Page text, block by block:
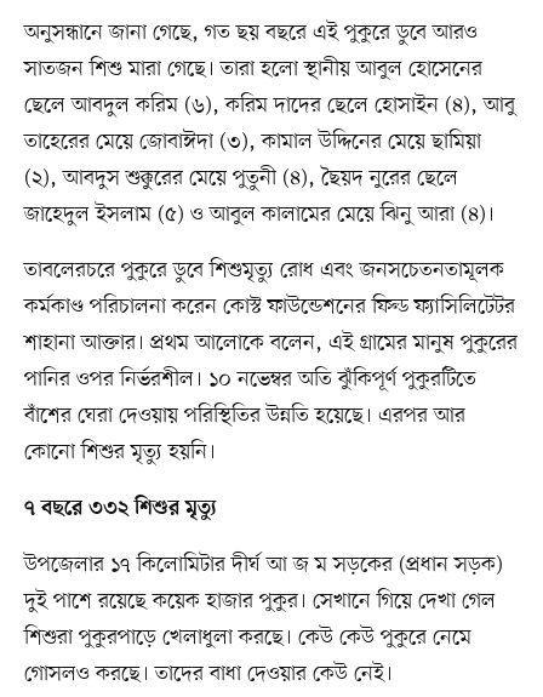
অনুসন্ধানে জানা গেছে, গত ছয় বছরে এই পুকুরে ডুবে আরও
সাতজন শিশু মারা গেছে। তারা হলো স্থানীয় আবুল হোসেনের
ছেলে আবদুল করিম (৬), করিম দাদের ছেলে হোসাইন (৪), আবু
তাহেরের মেয়ে জোবাঈদা (৩), কামাল উদ্দিনের মেয়ে ছামিয়া
(২), আবদুস শুক্কুরের মেয়ে পুতুনী (৪), ছৈয়দ নুরের ছেলে
জাহেদুল ইসলাম (৫) ও আবুল কালামের মেয়ে ঝিনু আরা (৪)।
তাবলেরচরে পুকুরে ডুবে শিশুমৃত্যু রোধ এবং জনসচেতনতামূলক
কর্মকাণ্ড পরিচালনা করেন কোস্ট ফাউন্ডেশনের ফিল্ড ফ্যাসিলিটেটর
শাহানা আক্তার। প্রথম আলোকে বলেন, এই গ্রামের মানুষ পুকুরের
পানির ওপর নির্ভরশীল। ১০ নভেম্বর অতি ঝুঁকিপূর্ণ পুকুরটিতে
বাঁশের ঘেরা দেওয়ায় পরিস্থিতির উন্নতি হয়েছে। এরপর আর
কোনো শিশুর মৃত্যু হয়নি।
৭ বছরে ৩৩২ শিশুর মৃত্যু
উপজেলার ১৭ কিলোমিটার দীর্ঘ আ জ ম সড়কের (প্রধান সড়ক)
দুই পাশে রয়েছে কয়েক হাজার পুকুর। সেখানে গিয়ে দেখা গেল
শিশুরা পুকুরপাড়ে খেলাধুলা করছে। কেউ কেউ পুকুরে নেমে
গোসলও করছে। তাদের বাধা দেওয়ার কেউ নেই।